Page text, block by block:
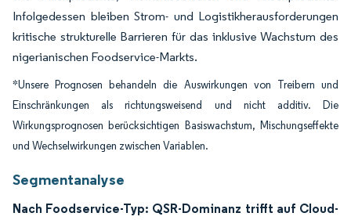
Infolgedessen bleiben Strom- und Logistikherausforderungen
kritische strukturelle Barrieren für das inklusive Wachstum des
nigerianischen Foodservice-Markts.
*Unsere Prognosen behandeln die Auswirkungen von Treibern und
Einschränkungen als richtungsweisend und nicht additiv. Die
Wirkungsprognosen berücksichtigen Basiswachstum, Mischungseffekte
und Wechselwirkungen zwischen Variablen.
Segmentanalyse
Nach Foodservice-Typ: QSR-Dominanz trifft auf Cloud-